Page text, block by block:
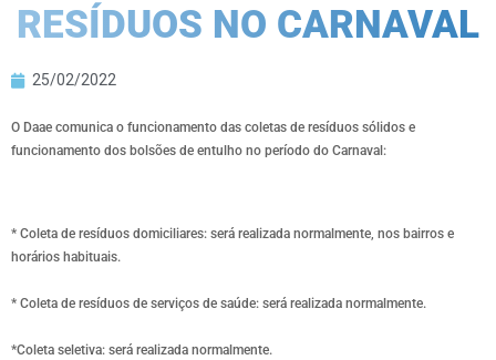
RESÍDUOS NO CARNAVAL
25/02/2022
O Daae comunica o funcionamento das coletas de resíduos sólidos e
funcionamento dos bolsões de entulho no período do Carnaval:
* Coleta de resíduos domiciliares: será realizada normalmente, nos bairros e
horários habituais.
* Coleta de resíduos de serviços de saúde: será realizada normalmente.
*Coleta seletiva: será realizada normalmente.